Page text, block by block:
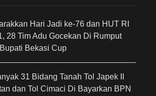
Hari Jadi ke-76 dan HUT RI
28 Tim Adu Gocekan Di Rumput
Bekasi Cup
31 Bidang Tanah Tol Japek II
dan Tol Cimaci Di Bayarkan BPN